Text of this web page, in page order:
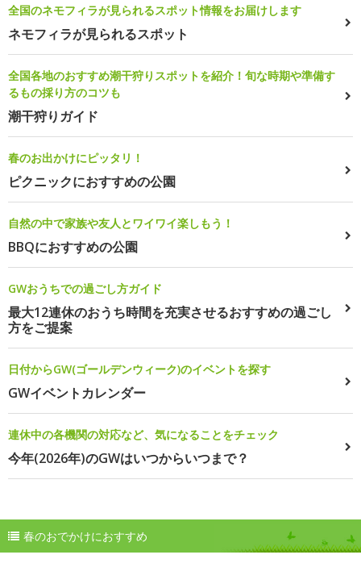
全国のネモフィラが見られるスポット情報をお届けします
ネモフィラが見られるスポット
全国各地のおすすめ潮干狩りスポットを紹介！旬な時期や準備す
るもの採り方のコツも
潮干狩りガイド
春のお出かけにピッタリ！
ピクニックにおすすめの公園
自然の中で家族や友人とワイワイ楽しもう！
BBQにおすすめの公園
GWおうちでの過ごし方ガイド
最大12連休のおうち時間を充実させるおすすめの過ごし
方をご提案
日付からGW(ゴールデンウィーク)のイベントを探す
GWイベントカレンダー
連休中の各機関の対応など、気になることをチェック
今年(2026年)のGWはいつからいつまで？
春のおでかけにおすすめ